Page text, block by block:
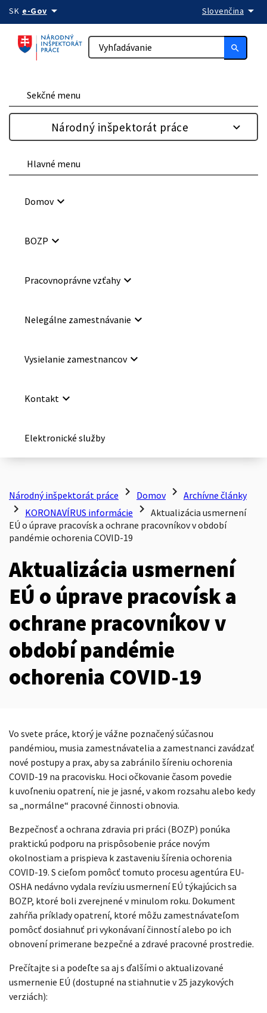
Preskočiť na obsah
SK e-Govarrow_drop_down Slovenčina arrow_drop_down
search
Sekčné menu
Národný inšpektorát práce
Hlavné menu
Domovkeyboard_arrow_down
BOZP keyboard_arrow_down
Pracovnoprávne vzťahykeyboard_arrow_down
Nelegálne zamestnávanie keyboard_arrow_down
Vysielanie zamestnancovkeyboard_arrow_down
Kontakt keyboard_arrow_down
Elektronické služby
Národný inšpektorát práce chevron_right Domov chevron_right Archívne články
chevron_right KORONAVÍRUS informácie chevron_right Aktualizácia usmernení
EÚ o úprave pracovísk a ochrane pracovníkov v období
pandémie ochorenia COVID-19
Aktualizácia usmernení
EÚ o úprave pracovísk a
ochrane pracovníkov v
období pandémie
ochorenia COVID-19
Vo svete práce, ktorý je vážne poznačený súčasnou
pandémiou, musia zamestnávatelia a zamestnanci zavádzať
nové postupy a prax, aby sa zabránilo šíreniu ochorenia
COVID-19 na pracovisku. Hoci očkovanie časom povedie
k uvoľneniu opatrení, nie je jasné, v akom rozsahu alebo kedy
sa „normálne“ pracovné činnosti obnovia.
Bezpečnosť a ochrana zdravia pri práci (BOZP) ponúka
praktickú podporu na prispôsobenie práce novým
okolnostiam a prispieva k zastaveniu šírenia ochorenia
COVID-19. S cieľom pomôcť tomuto procesu agentúra EU-
OSHA nedávno vydala revíziu usmernení EÚ týkajúcich sa
BOZP, ktoré boli zverejnené v minulom roku. Dokument
zahŕňa príklady opatrení, ktoré môžu zamestnávateľom
pomôcť dosiahnuť pri vykonávaní činností alebo po ich
obnovení primerane bezpečné a zdravé pracovné prostredie.
Prečítajte si a podeľte sa aj s ďalšími o aktualizované
usmernenie EÚ (dostupné na stiahnutie v 25 jazykových
verziách):